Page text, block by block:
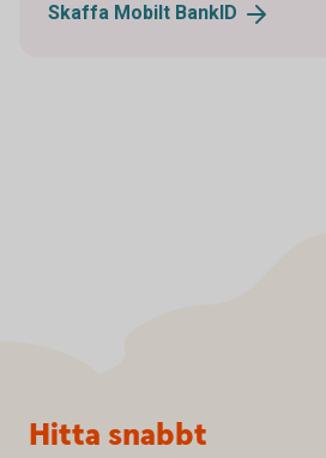
Skaffa Mobilt BankID
Sidfot
Hitta snabbt